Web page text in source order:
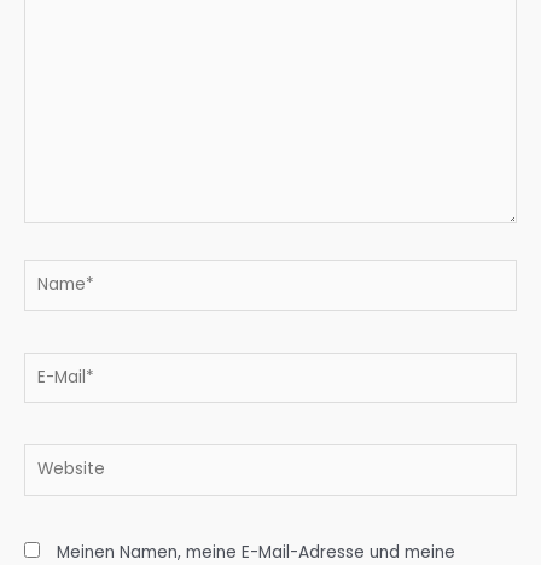
Name*
E-
Website
Meinen Namen, meine E-Mail-Adresse und meine